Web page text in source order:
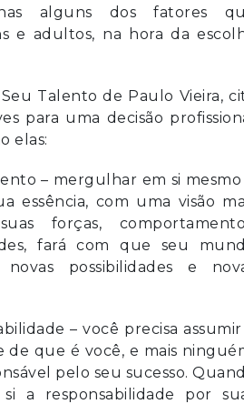
alguns dos fatores
e adultos, na hora da
Talento de Paulo Vieira,
para uma decisão
elas:
– mergulhar em si
essência, com uma visão
forças,
fará com que seu
possibilidades e
– você precisa
de que é você, e mais
pelo seu sucesso.
a responsabilidade por